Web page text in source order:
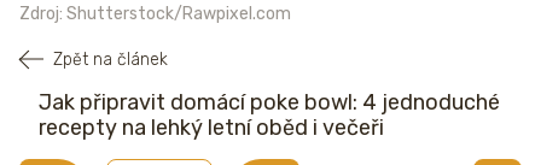
Zdroj: Shutterstock/Rawpixel.com
Zpět na článek
Jak připravit domácí poke bowl: 4 jednoduché
recepty na lehký letní oběd i večeři